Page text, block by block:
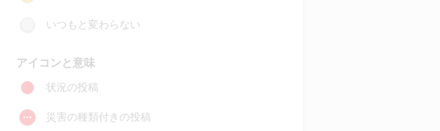
いつもと変わらない
アイコンと意味
状況の投稿
災害の種類付きの投稿